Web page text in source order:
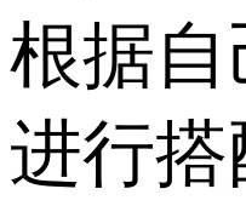
根据
进行